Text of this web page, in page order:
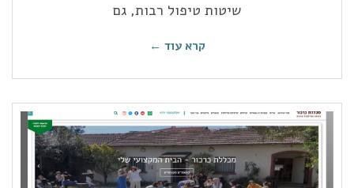
שיטות טיפול רבות, גם
קרא עוד ←